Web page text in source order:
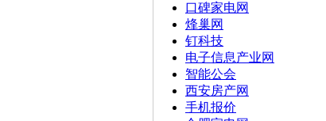
口碑家电网
烽巢网
钉科技
电子信息产业网
智能公会
西安房产网
手机报价